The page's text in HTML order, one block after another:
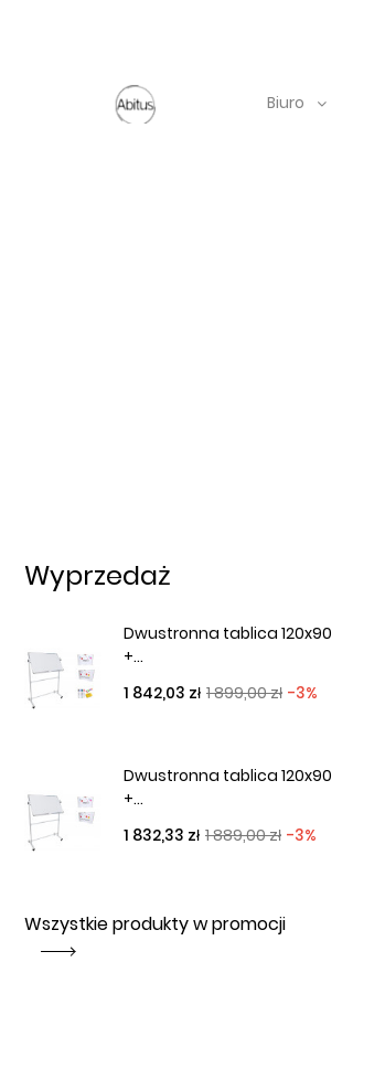
Biuro
Wyprzedaż
Dwustronna tablica 120x90
+...
Cena podstawowa
1 899,00 zł -3%
Cena
1 842,03 zł
Dwustronna tablica 120x90
+...
Cena podstawowa
1 889,00 zł -3%
Cena
1 832,33 zł
Wszystkie produkty w promocji